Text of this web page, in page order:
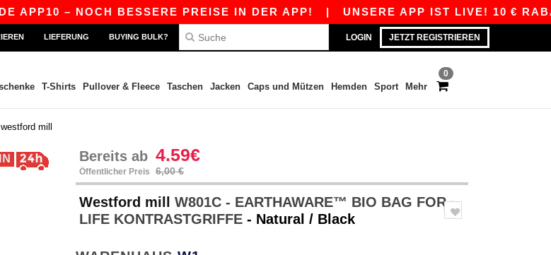
– NOCH BESSERE PREISE IN DER APP!| UNSERE APP IST LIVE! 10 €
LOGIN JETZT REGISTRIEREN
LIEFERUNG BUYING BULK?
0
T-Shirts Pullover & Fleece Taschen Jacken Caps und Mützen Hemden Sport Mehr
westford mill
Bereits ab 4.59€
Öffentlicher Preis 6,00 €
Westford mill
W801C - EARTHAWARE™ BIO BAG FOR
LIFE KONTRASTGRIFFE - Natural / Black